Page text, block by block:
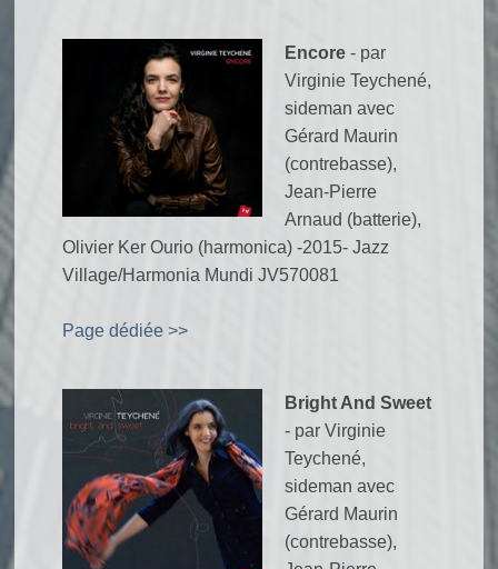
Encore- par
Virginie Teychené,
sideman avec
Gérard Maurin
(contrebasse),
Jean-Pierre
Arnaud (batterie),
Olivier Ker Ourio (harmonica) -2015- Jazz
Village/Harmonia Mundi JV570081
Page dédiée >>
Bright And Sweet
- par Virginie
Teychené,
sideman avec
Gérard Maurin
(contrebasse),